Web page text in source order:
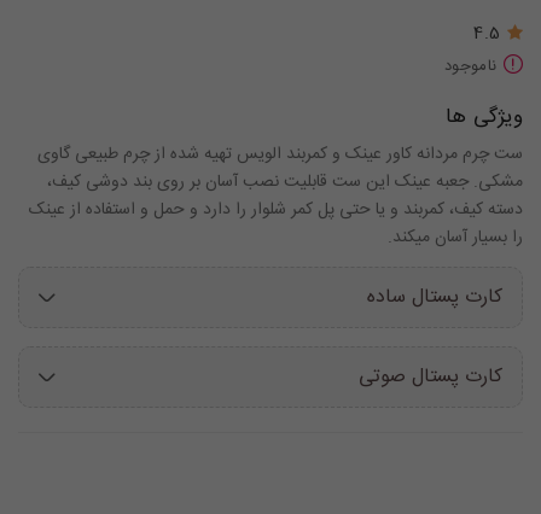
4.5
ناموجود
ویژگی ها
ست چرم مردانه کاور عینک و کمربند الویس تهیه شده از چرم طبیعی گاوی
مشکی. جعبه عینک این ست قابلیت نصب آسان بر روی بند دوشی کیف،
دسته کیف، کمربند و یا حتی پل کمر شلوار را دارد و حمل و استفاده از عینک
را بسیار آسان میکند.
کارت پستال ساده
کارت پستال صوتی